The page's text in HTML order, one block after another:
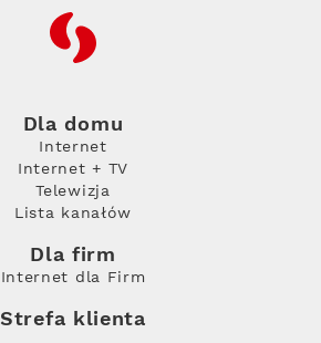
RFC
Dla domu
Internet
Internet + TV
Telewizja
Lista kanałów
Dla firm
Internet dla Firm
Strefa klienta